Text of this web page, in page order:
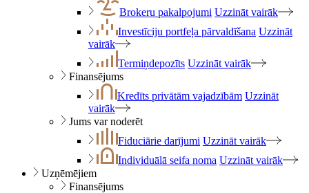
Brokeru pakalpojumi Uzzināt vairāk
Investīciju portfeļa pārvaldīšana Uzzināt
vairāk
Termiņdepozīts Uzzināt vairāk
Finansējums
Kredīts privātām vajadzībām Uzzināt
vairāk
Jums var noderēt
Fiduciārie darījumi Uzzināt vairāk
Individuālā seifa noma Uzzināt vairāk
Uzņēmējiem
Finansējums